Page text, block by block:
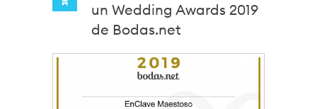
un Wedding Awards 2019
de Bodas.net